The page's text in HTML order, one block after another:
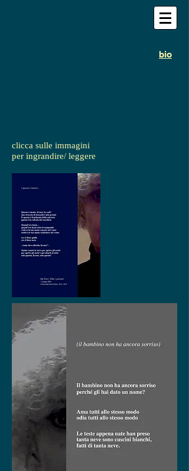
bio
clicca sulle immagini
per ingrandire/ leggere